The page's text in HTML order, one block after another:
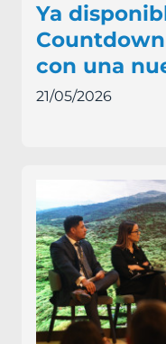
Ya
con una
21/05/2026